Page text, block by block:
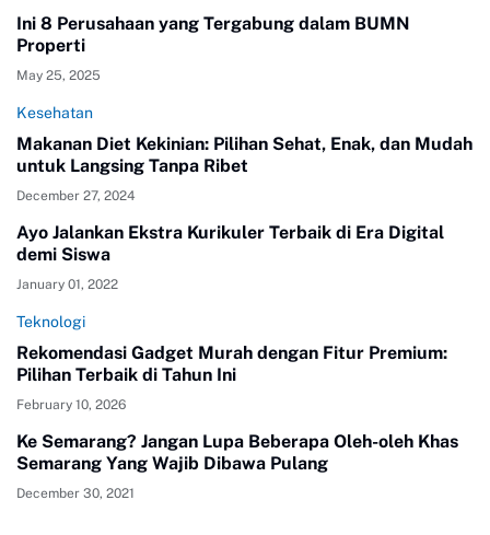
Ini 8 Perusahaan yang Tergabung dalam BUMN
Properti
May 25, 2025
Kesehatan
Makanan Diet Kekinian: Pilihan Sehat, Enak, dan Mudah
untuk Langsing Tanpa Ribet
December 27, 2024
Ayo Jalankan Ekstra Kurikuler Terbaik di Era Digital
demi Siswa
January 01, 2022
Teknologi
Rekomendasi Gadget Murah dengan Fitur Premium:
Pilihan Terbaik di Tahun Ini
February 10, 2026
Ke Semarang? Jangan Lupa Beberapa Oleh-oleh Khas
Semarang Yang Wajib Dibawa Pulang
December 30, 2021